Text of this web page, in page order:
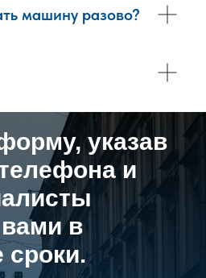
машину разово?
указав
и
в
сроки.